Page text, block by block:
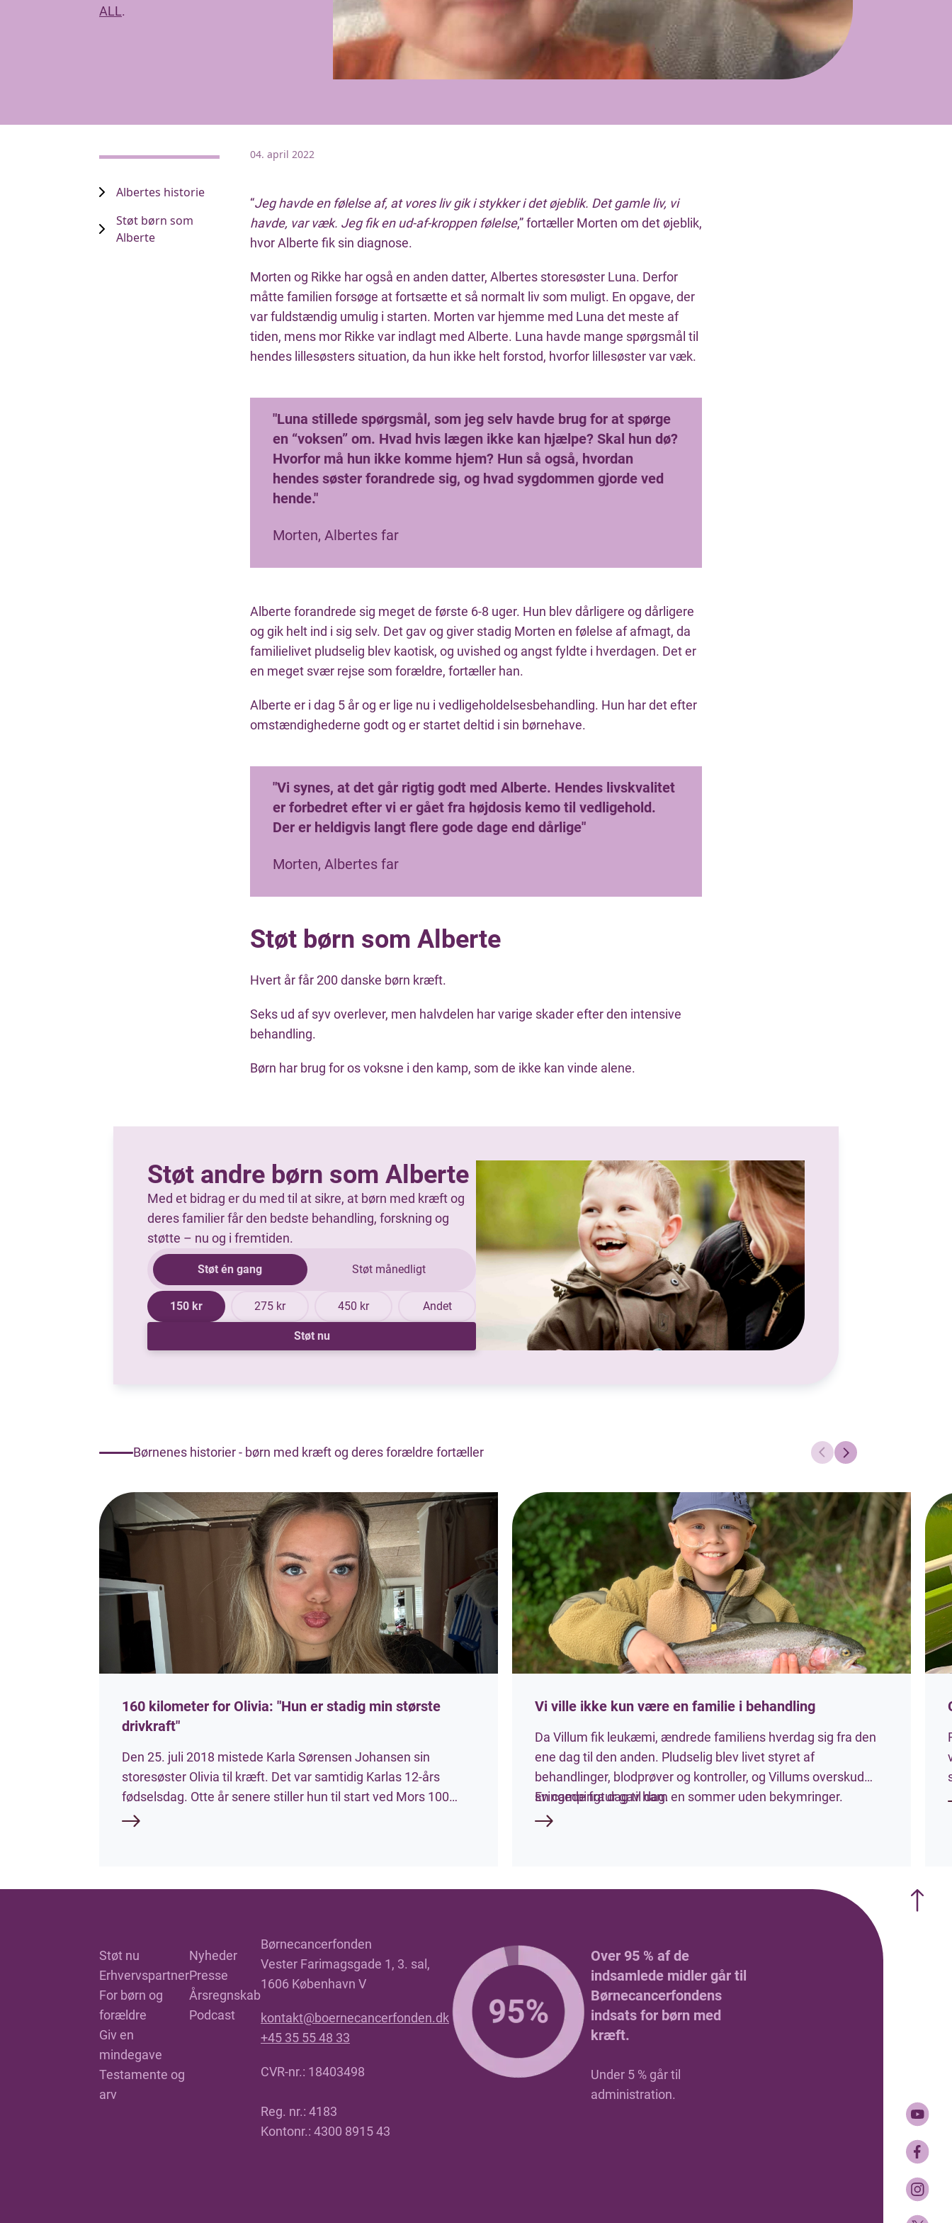
ALL.
Albertes historie
Støt børn som
Alberte
04. april 2022
“Jeg havde en følelse af, at vores liv gik i stykker i det øjeblik. Det gamle liv, vi
havde, var væk. Jeg fik en ud-af-kroppen følelse,” fortæller Morten om det øjeblik,
hvor Alberte fik sin diagnose.
Morten og Rikke har også en anden datter, Albertes storesøster Luna. Derfor
måtte familien forsøge at fortsætte et så normalt liv som muligt. En opgave, der
var fuldstændig umulig i starten. Morten var hjemme med Luna det meste af
tiden, mens mor Rikke var indlagt med Alberte. Luna havde mange spørgsmål til
hendes lillesøsters situation, da hun ikke helt forstod, hvorfor lillesøster var væk.
"Luna stillede spørgsmål, som jeg selv havde brug for at spørge
en “voksen” om. Hvad hvis lægen ikke kan hjælpe? Skal hun dø?
Hvorfor må hun ikke komme hjem? Hun så også, hvordan
hendes søster forandrede sig, og hvad sygdommen gjorde ved
hende."
Morten, Albertes far
Alberte forandrede sig meget de første 6-8 uger. Hun blev dårligere og dårligere
og gik helt ind i sig selv. Det gav og giver stadig Morten en følelse af afmagt, da
familielivet pludselig blev kaotisk, og uvished og angst fyldte i hverdagen. Det er
en meget svær rejse som forældre, fortæller han.
Alberte er i dag 5 år og er lige nu i vedligeholdelsesbehandling. Hun har det efter
omstændighederne godt og er startet deltid i sin børnehave.
"Vi synes, at det går rigtig godt med Alberte. Hendes livskvalitet
er forbedret efter vi er gået fra højdosis kemo til vedligehold.
Der er heldigvis langt flere gode dage end dårlige"
Morten, Albertes far
Støt børn som Alberte
Hvert år får 200 danske børn kræft.
Seks ud af syv overlever, men halvdelen har varige skader efter den intensive
behandling.
Børn har brug for os voksne i den kamp, som de ikke kan vinde alene.
Støt andre børn som Alberte
Med et bidrag er du med til at sikre, at børn med kræft og
deres familier får den bedste behandling, forskning og
støtte – nu og i fremtiden.
Støt én gang Støt månedligt
150 kr 275 kr 450 kr Andet
Støt nu
Børnenes historier - børn med kræft og deres forældre fortæller
160 kilometer for Olivia: "Hun er stadig min største
drivkraft"
Den 25. juli 2018 mistede Karla Sørensen Johansen sin
storesøster Olivia til kræft. Det var samtidig Karlas 12-års
fødselsdag. Otte år senere stiller hun til start ved Mors 100
Miles, som et af Danmarks hårdeste ultraløb, hvor deltagerne
Vi ville ikke kun være en familie i behandling
Da Villum fik leukæmi, ændrede familiens hverdag sig fra den
ene dag til den anden. Pludselig blev livet styret af
behandlinger, blodprøver og kontroller, og Villums overskud
svingede fra dag til dag.
En campingtur gav ham en sommer uden bekymringer.
Støt nu
Erhvervspartner
For børn og
forældre
Giv en
mindegave
Testamente og
arv
Nyheder
Presse
Årsregnskab
Podcast
Børnecancerfonden
Vester Farimagsgade 1, 3. sal,
1606 København V
kontakt@boernecancerfonden.dk
+45 35 55 48 33
CVR-nr.: 18403498
Reg. nr.: 4183
Kontonr.: 4300 8915 43
Over 95 % af de
indsamlede midler går til
Børnecancerfondens
indsats for børn med
kræft.
Under 5 % går til
administration.